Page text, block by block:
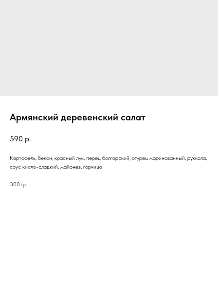
Армянский деревенский салат
590 р.
Картофель, бекон, красный лук, перец болгарский, огурец маринованный, руккола,
соус кисло-сладкий, майонез, горчица
300 гр.